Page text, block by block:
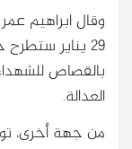
وقال ابراهيم
29 يناير
بالقصاص
العدالة.